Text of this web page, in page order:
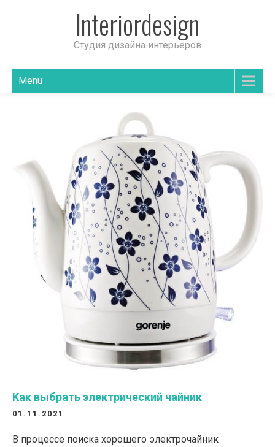
Interiordesign
Студия дизайна интерьеров
Menu
Как выбрать электрический чайник
01.11.2021
В процессе поиска хорошего электрочайник